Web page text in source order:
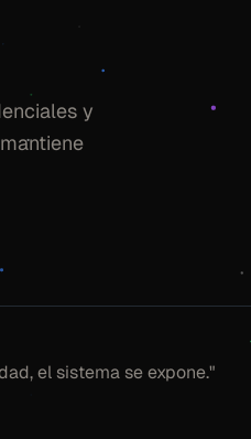
y
el sistema se expone."